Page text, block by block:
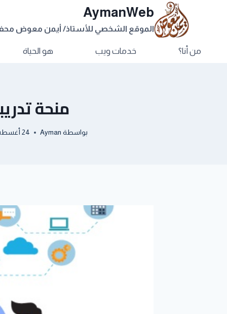
AymanWeb
الموقع الشخصي للأستاذ/ أيمن معوض
من أنا؟ خدمات ويب هو الحياة
منحة
بواسطة Ayman 24 أغسطس, 2017